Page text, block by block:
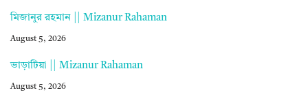
মিজানুর রহমান || Mizanur Rahaman
August 5, 2026
ভাড়াটিয়া || Mizanur Rahaman
August 5, 2026